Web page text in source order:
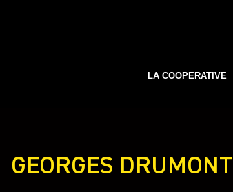
LA COOPERATIVE
GEORGES DRUMONT